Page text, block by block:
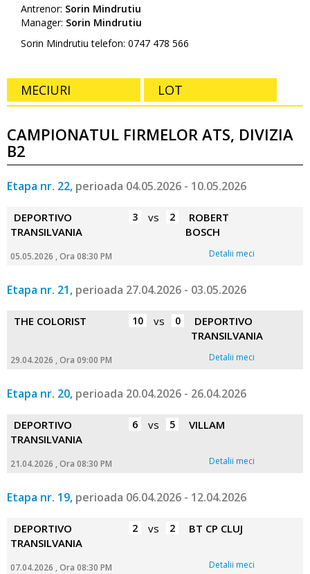
Antrenor: Sorin Mindrutiu
Manager: Sorin Mindrutiu
Sorin Mindrutiu telefon: 0747 478 566
MECIURI LOT
CAMPIONATUL FIRMELOR ATS, DIVIZIA
B2
Etapa nr. 22, perioada 04.05.2026 - 10.05.2026
DEPORTIVO
TRANSILVANIA
3 vs 2
ROBERT
BOSCH
05.05.2026 , Ora 08:30 PM Detalii meci
Etapa nr. 21, perioada 27.04.2026 - 03.05.2026
THE COLORIST 10 vs 0
DEPORTIVO
TRANSILVANIA
29.04.2026 , Ora 09:00 PM Detalii meci
Etapa nr. 20, perioada 20.04.2026 - 26.04.2026
DEPORTIVO
TRANSILVANIA
6 vs 5 VILLAM
21.04.2026 , Ora 08:30 PM Detalii meci
Etapa nr. 19, perioada 06.04.2026 - 12.04.2026
DEPORTIVO
TRANSILVANIA
2 vs 2 BT CP CLUJ
07.04.2026 , Ora 08:30 PM Detalii meci